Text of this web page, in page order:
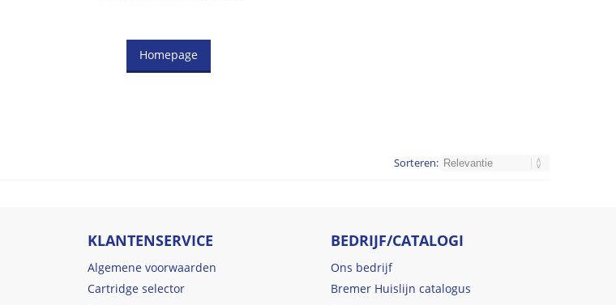
Homepage
Sorteren:
KLANTENSERVICE
Algemene voorwaarden
Cartridge selector
BEDRIJF/CATALOGI
Ons bedrijf
Bremer Huislijn catalogus